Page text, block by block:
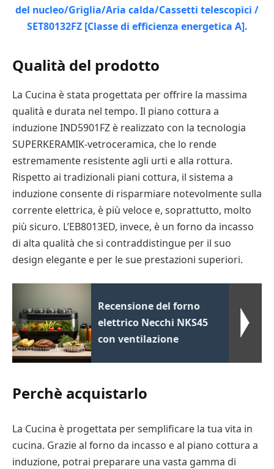
Qualità del prodotto
La Cucina è stata progettata per offrire la massima
qualità e durata nel tempo. Il piano cottura a
induzione IND5901FZ è realizzato con la tecnologia
SUPERKERAMIK-vetroceramica, che lo rende
estremamente resistente agli urti e alla rottura.
Rispetto ai tradizionali piani cottura, il sistema a
induzione consente di risparmiare notevolmente sulla
corrente elettrica, è più veloce e, soprattutto, molto
più sicuro. L’EB8013ED, invece, è un forno da incasso
di alta qualità che si contraddistingue per il suo
design elegante e per le sue prestazioni superiori.
Recensione del forno
elettrico Necchi NKS45
con ventilazione
Perchè acquistarlo
La Cucina è progettata per semplificare la tua vita in
cucina. Grazie al forno da incasso e al piano cottura a
induzione, potrai preparare una vasta gamma di